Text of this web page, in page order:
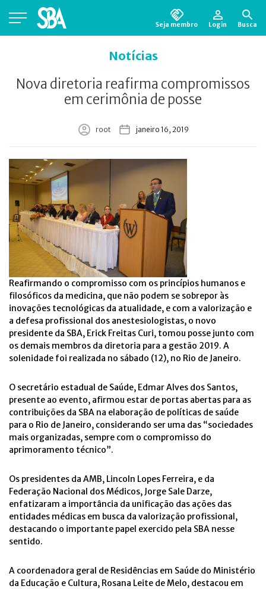
Seja membro Login Busca
Notícias
Nova diretoria reafirma compromissos
em cerimônia de posse
root janeiro 16, 2019
Reafirmando o compromisso com os princípios humanos e
filosóficos da medicina, que não podem se sobrepor às
inovações tecnológicas da atualidade, e com a valorização e
a defesa profissional dos anestesiologistas, o novo
presidente da SBA, Erick Freitas Curi, tomou posse junto com
os demais membros da diretoria para a gestão 2019. A
solenidade foi realizada no sábado (12), no Rio de Janeiro.
O secretário estadual de Saúde, Edmar Alves dos Santos,
presente ao evento, afirmou estar de portas abertas para as
contribuições da SBA na elaboração de políticas de saúde
para o Rio de Janeiro, considerando ser uma das “sociedades
mais organizadas, sempre com o compromisso do
aprimoramento técnico”.
Os presidentes da AMB, Lincoln Lopes Ferreira, e da
Federação Nacional dos Médicos, Jorge Sale Darze,
enfatizaram a importância da unificação das ações das
entidades médicas em busca da valorização profissional,
destacando o importante papel exercido pela SBA nesse
sentido.
A coordenadora geral de Residências em Saúde do Ministério
da Educação e Cultura, Rosana Leite de Melo, destacou em